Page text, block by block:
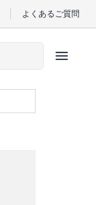
よくあるご質問
menu